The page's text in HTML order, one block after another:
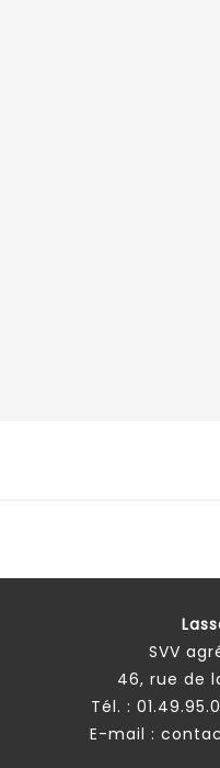
SVV
46, rue de
Tél. :
E-mail :